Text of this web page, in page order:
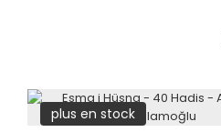
plus en stock